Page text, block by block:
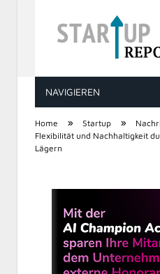
NAVIGIEREN
Home » Startup »
Flexibilität und Nachhaltigkeit
Lägern